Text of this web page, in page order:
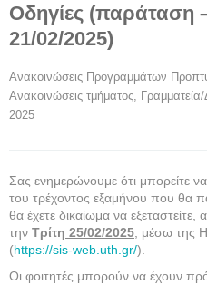
Οδηγίες (παράταση
21/02/2025)
Ανακοινώσεις Προγραμμάτων
Ανακοινώσεις τμήματος, Γραμματεία/
2025
Σας ενημερώνουμε ότι μπορείτε
του τρέχοντος εξαμήνου που θα
θα έχετε δικαίωμα να εξεταστείτε,
την Τρίτη 25/02/2025 , μέσω της
(https://sis-web.uth.gr/).
Οι φοιτητές μπορούν να έχουν